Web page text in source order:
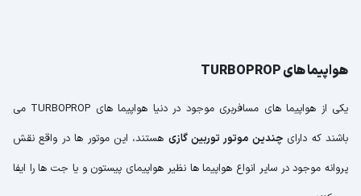
هواپیما های TURBOPROP
یکی از هواپیما های مسافربری موجود در دنیا هواپیما های TURBOPROP می
باشند که دارایچندین موتور توربین گازی هستند، این موتور ها در واقع نقش
پروانه موجود در سایر انواع هواپیما ها نظیر هواپیمای پیستون و یا جت ها را ایفا